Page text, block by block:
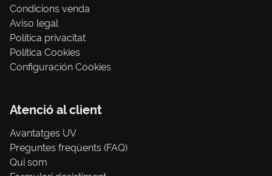
Condicions venda
Aviso legal
Política privacitat
Política Cookies
Configuración Cookies
Atenció al client
Avantatges UV
Preguntes freqüents (FAQ)
Qui som